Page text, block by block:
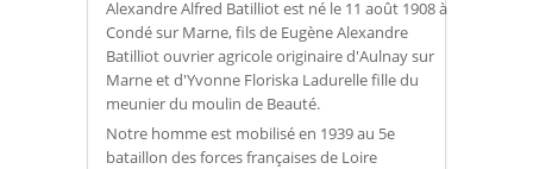
Alexandre Alfred Batilliot est né le 11 août 1908 à
Condé sur Marne, fils de Eugène Alexandre
Batilliot ouvrier agricole originaire d'Aulnay sur
Marne et d'Yvonne Floriska Ladurelle fille du
meunier du moulin de Beauté.
Notre homme est mobilisé en 1939 au 5e
bataillon des forces françaises de Loire